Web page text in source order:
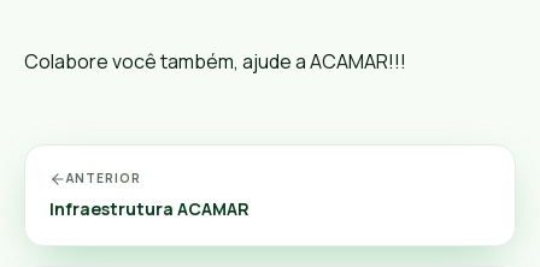
Colabore você também, ajude a ACAMAR!!!
ANTERIOR
Infraestrutura ACAMAR